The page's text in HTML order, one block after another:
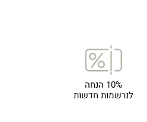
10% הנחה
לנרשמות חדשות